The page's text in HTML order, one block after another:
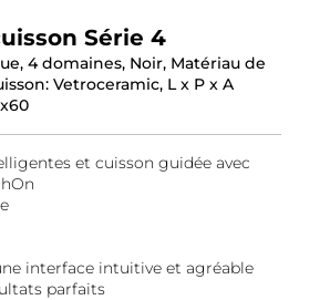
Série 4
4 domaines, Noir, Matériau de
Vetroceramic, L x P x A
et cuisson guidée avec
interface intuitive et agréable
parfaits